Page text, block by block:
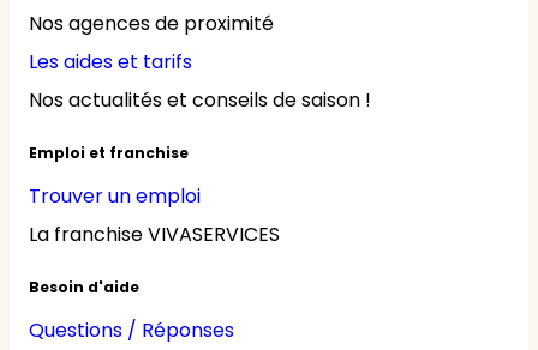
Nos agences de proximité
Les aides et tarifs
Nos actualités et conseils de saison !
Emploi et franchise
Trouver un emploi
La franchise VIVASERVICES
Besoin d'aide
Questions / Réponses